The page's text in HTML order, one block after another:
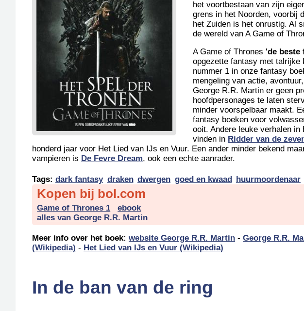
het voortbestaan van zijn
grens in het Noorden, voorbij
het Zuiden is het onrustig. Al
de wereld van A Game of
A Game of Thrones 'de beste
opgezette fantasy met talrijke
nummer 1 in onze fantasy
mengeling van actie,
George R.R. Martin er geen
hoofdpersonages te laten
minder voorspelbaar maakt.
fantasy boeken voor
ooit. Andere leuke verhalen
vinden in Ridder van de
honderd jaar voor Het Lied van IJs en Vuur. Een ander minder bekend
vampieren is De Fevre Dream, ook een echte aanrader.
Tags: dark fantasy draken dwergen goed en kwaad huurmoordenaar
Kopen bij bol.com
Game of Thrones 1
ebook
alles van George R.R. Martin
Meer info over het boek: website George R.R. Martin - George R.R.
(Wikipedia) - Het Lied van IJs en Vuur (Wikipedia)
In de ban van de ring